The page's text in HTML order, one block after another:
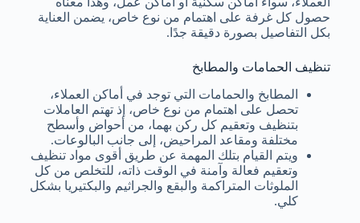
حصول كل غرفة على اهتمام من نوع خاص، يضمن العناية
بكل التفاصيل بصورة دقيقة جدًا.
تنظيف الحمامات والمطابخ
المطابخ والحمامات التي توجد في أماكن العملاء،
تحصل على اهتمام من نوع خاص، إذ تهتم العاملات
بتنظيف وتعقيم كل ركن بهما، من أحواض وأسطح
مختلفة ومقاعد المراحيض، إلى جانب البالوعات.
ويتم القيام بتلك المهمة عن طريق أقوى مواد تنظيف
وتعقيم فعالة وآمنة في الوقت ذاته، للتخلص من كل
الملوثات المتراكمة والبقع والجراثيم والبكتيريا بشكل
كلي.